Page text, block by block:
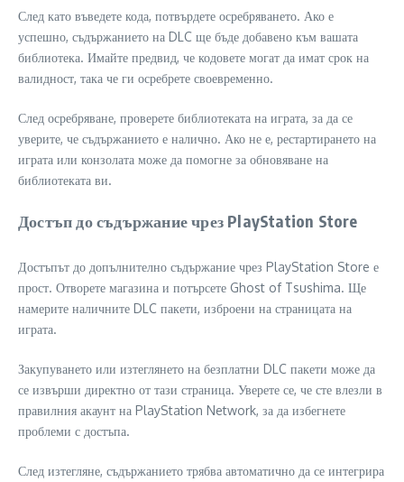
След като въведете кода, потвърдете осребряването. Ако е
успешно, съдържанието на DLC ще бъде добавено към вашата
библиотека. Имайте предвид, че кодовете могат да имат срок на
валидност, така че ги осребрете своевременно.
След осребряване, проверете библиотеката на играта, за да се
уверите, че съдържанието е налично. Ако не е, рестартирането на
играта или конзолата може да помогне за обновяване на
библиотеката ви.
Достъп до съдържание чрез PlayStation Store
Достъпът до допълнително съдържание чрез PlayStation Store е
прост. Отворете магазина и потърсете Ghost of Tsushima. Ще
намерите наличните DLC пакети, изброени на страницата на
играта.
Закупуването или изтеглянето на безплатни DLC пакети може да
се извърши директно от тази страница. Уверете се, че сте влезли в
правилния акаунт на PlayStation Network, за да избегнете
проблеми с достъпа.
След изтегляне, съдържанието трябва автоматично да се интегрира